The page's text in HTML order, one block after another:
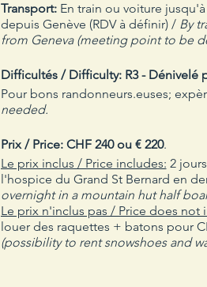
Transport: En train ou voiture
depuis Genève (RDV à définir) / By
from Geneva (meeting point to be
Difficultés / Difficulty: R3 - Dénivelé
Pour bons randonneurs.euses;
needed.
Prix / Price: CHF 240 ou € 220.
Le prix inclus / Price includes: 2
l'hospice du Grand St Bernard en
overnight in a mountain hut half
Le prix n'inclus pas / Price does not
louer des raquettes + batons pour
(possibility to rent snowshoes and